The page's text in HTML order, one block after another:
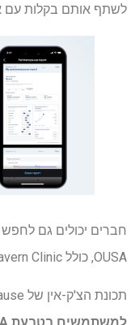
לשתף אותם בקלות עם
חברים יכולים גם
OUSA, כולל MIDI Health, Evernow, Mavern Clinic ו- Progy.
תכונת הצ'ק-אין של Perimenopause של OURA תהיה